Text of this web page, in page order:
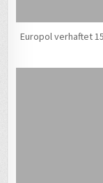
Europol verhaftet